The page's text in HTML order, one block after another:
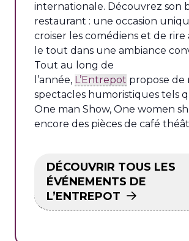
internationale. Découvrez son
restaurant : une occasion
croiser les comédiens et de rire
le tout dans une ambiance
Tout au long de
l’année, L’Entrepot propose
spectacles humoristiques tels
One man Show, One women
encore des pièces de café
DÉCOUVRIR TOUS LES
ÉVÉNEMENTS DE
L’ENTREPOT